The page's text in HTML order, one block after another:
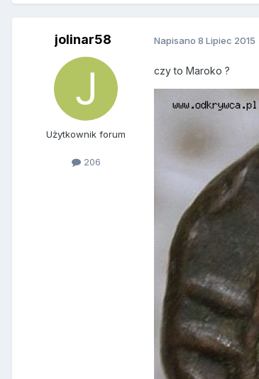
jolinar58
Użytkownik forum
206
Napisano 8 Lipiec 2015
czy to Maroko ?